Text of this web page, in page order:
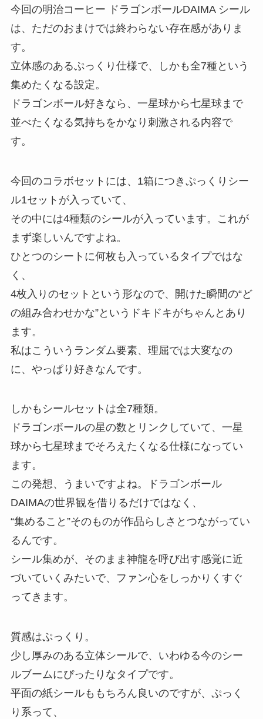
今回の明治コーヒー ドラゴンボールDAIMA シール
は、ただのおまけでは終わらない存在感がありま
す。
立体感のあるぷっくり仕様で、しかも全7種という
集めたくなる設定。
ドラゴンボール好きなら、一星球から七星球まで
並べたくなる気持ちをかなり刺激される内容で
す。
今回のコラボセットには、1箱につきぷっくりシー
ル1セットが入っていて、
その中には4種類のシールが入っています。これが
まず楽しいんですよね。
ひとつのシートに何枚も入っているタイプではな
く、
4枚入りのセットという形なので、開けた瞬間の“ど
の組み合わせかな”というドキドキがちゃんとあり
ます。
私はこういうランダム要素、理屈では大変なの
に、やっぱり好きなんです。
しかもシールセットは全7種類。
ドラゴンボールの星の数とリンクしていて、一星
球から七星球までそろえたくなる仕様になってい
ます。
この発想、うまいですよね。ドラゴンボール
DAIMAの世界観を借りるだけではなく、
“集めること”そのものが作品らしさとつながってい
るんです。
シール集めが、そのまま神龍を呼び出す感覚に近
づいていくみたいで、ファン心をしっかりくすぐ
ってきます。
質感はぷっくり。
少し厚みのある立体シールで、いわゆる今のシー
ルブームにぴったりなタイプです。
平面の紙シールももちろん良いのですが、ぷっく
り系って、